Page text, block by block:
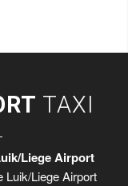
TAXI
Liege Airport
Luik/Liege Airport